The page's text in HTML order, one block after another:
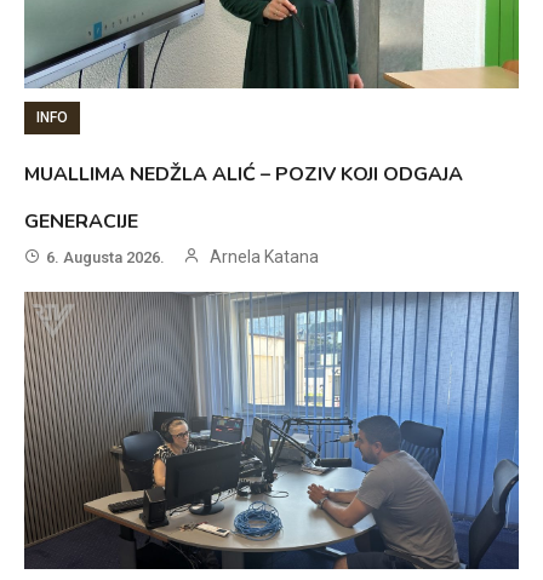
INFO
MUALLIMA NEDŽLA ALIĆ – POZIV KOJI ODGAJA
GENERACIJE
6. Augusta 2026. Arnela Katana